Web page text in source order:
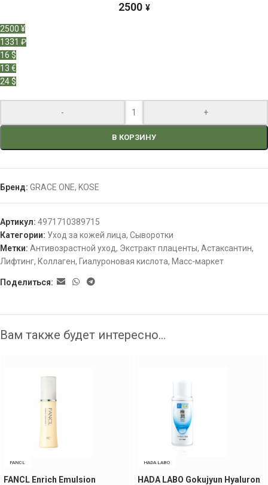
2500 ¥
2500 ¥
1331 ₽
16 $
13 €
24 $
- +
В КОРЗИНУ
Бренд: GRACE ONE, KOSE
Артикул: 4971710389715
Категории: Уход за кожей лица, Сыворотки
Метки: Антивозрастной уход, Экстракт плаценты, Астаксантин,
Лифтинг, Коллаген, Гиалуроновая кислота, Масс-маркет
Поделиться:
Вам также будет интересно…
FANCL
FANCL Enrich Emulsion
HADA LABO
HADA LABO Gokujyun Hyaluron